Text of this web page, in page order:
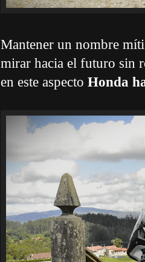
Mantener un nombre
mirar hacia el futuro sin
en este aspecto Honda